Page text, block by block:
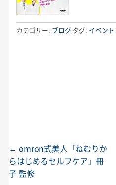
カテゴリー: ブログ タグ: イベント
投稿ナビゲーション
← omron式美人「ねむりか
らはじめるセルフケア」冊
子 監修